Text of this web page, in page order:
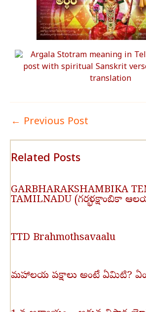
← Previous Post
Related Posts
GARBHARAKSHAMBIKA
TAMILNADU (గర్భరక్షాంబికా
TTD Brahmothsavaalu
మహాలయ పక్షాలు అంటే ఏమిటి?